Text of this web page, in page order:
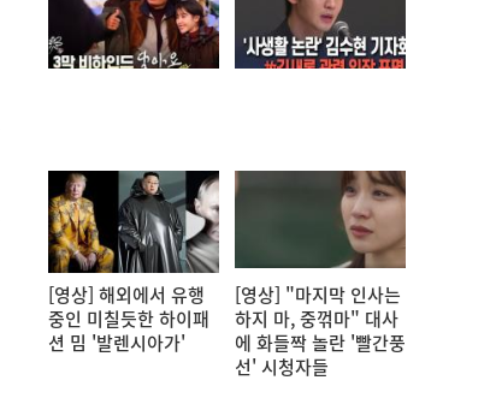
[영상] 해외에서 유행
중인 미칠듯한 하이패
션 밈 '발렌시아가'
[영상] "마지막 인사는
하지 마, 중꺾마" 대사
에 화들짝 놀란 '빨간풍
선' 시청자들